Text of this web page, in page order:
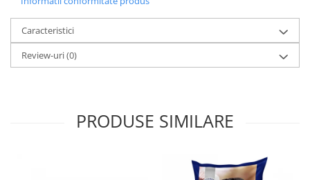
Caracteristici
Review-uri(0)
PRODUSE SIMILARE